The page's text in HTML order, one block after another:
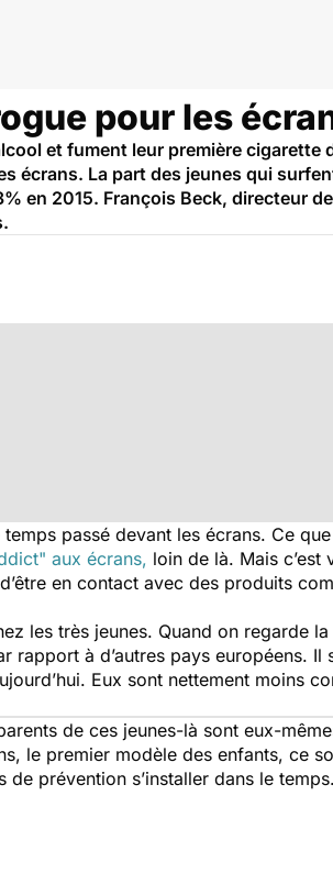
pour les
et fument leur première
écrans. La part des jeunes qui
en 2015. François Beck, directeur
passé devant les écrans. Ce
aux écrans, loin de là. Mais
en contact avec des produits
les très jeunes. Quand on regarde la
rapport à d’autres pays européens.
Eux sont nettement moins
de ces jeunes-là sont eux-
le premier modèle des enfants, ce
prévention s’installer dans le temps.